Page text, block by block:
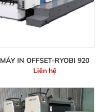
MÁY IN OFFSET-RYOBI 920
Liên hệ